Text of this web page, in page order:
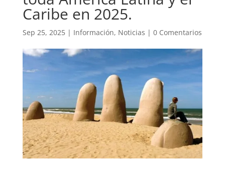
Caribe en 2025.
Sep 25, 2025| Información, Noticias | 0 Comentarios